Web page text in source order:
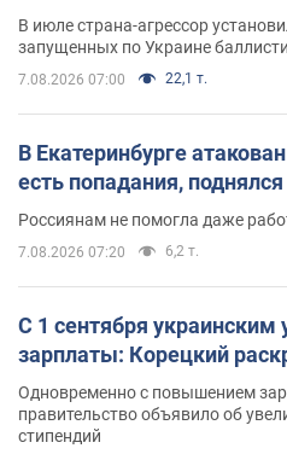
В июле страна-агрессор
запущенных по Украине
7.08.2026 07:00 22,1 т.
В Екатеринбурге
есть попадания,
Россиянам не помогла даже
7.08.2026 07:20 6,2 т.
С 1 сентября украинским
зарплаты: Корецкий
Одновременно с повышением
правительство объявило об
стипендий